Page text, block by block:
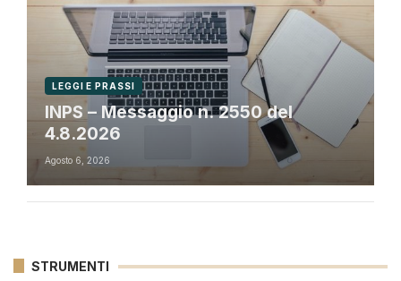
LEGGI E PRASSI
INPS – Messaggio n. 2550 del
4.8.2026
Agosto 6, 2026
STRUMENTI